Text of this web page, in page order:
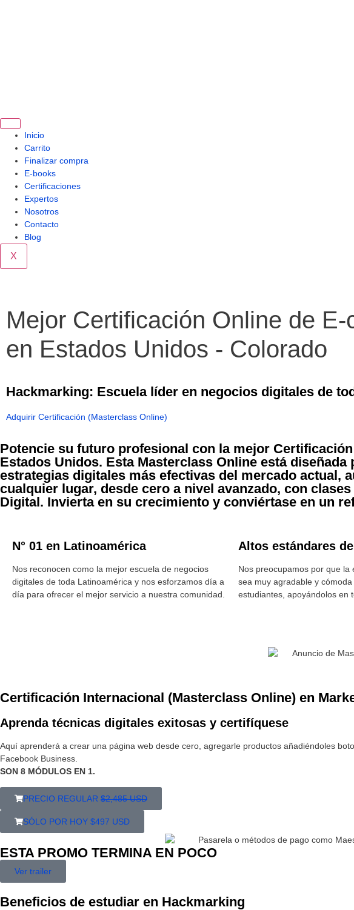
Inicio
Carrito
Finalizar compra
E-books
Certificaciones
Expertos
Nosotros
Contacto
Blog
X
Mejor Certificación Online de
en Estados Unidos - Colorado
Hackmarking: Escuela líder en negocios digitales de
Adquirir Certificación (Masterclass Online)
Potencie su futuro profesional con la mejor
Estados Unidos. Esta Masterclass Online está
estrategias digitales más efectivas del mercado actual,
cualquier lugar, desde cero a nivel avanzado, con
Digital. Invierta en su crecimiento y conviértase en un
N° 01 en Latinoamérica
Nos reconocen como la mejor escuela de negocios
digitales de toda Latinoamérica y nos esforzamos día a
día para ofrecer el mejor servicio a nuestra comunidad.
Altos estándares
Nos preocupamos por que la
sea muy agradable y
estudiantes, apoyándolos en
Certificación Internacional (Masterclass Online) en
Aprenda técnicas digitales exitosas y certifíquese
Aquí aprenderá a crear una página web desde cero, agregarle productos añadiéndoles
Facebook Business.
SON 8 MÓDULOS EN 1.
PRECIO REGULAR $2,485 USD
SÓLO POR HOY $497 USD
ESTA PROMO TERMINA EN POCO
Ver trailer
Beneficios de estudiar en Hackmarking